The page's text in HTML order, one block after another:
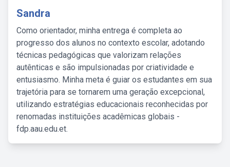
Sandra
Como orientador, minha entrega é completa ao
progresso dos alunos no contexto escolar, adotando
técnicas pedagógicas que valorizam relações
autênticas e são impulsionadas por criatividade e
entusiasmo. Minha meta é guiar os estudantes em sua
trajetória para se tornarem uma geração excepcional,
utilizando estratégias educacionais reconhecidas por
renomadas instituições acadêmicas globais -
fdp.aau.edu.et.